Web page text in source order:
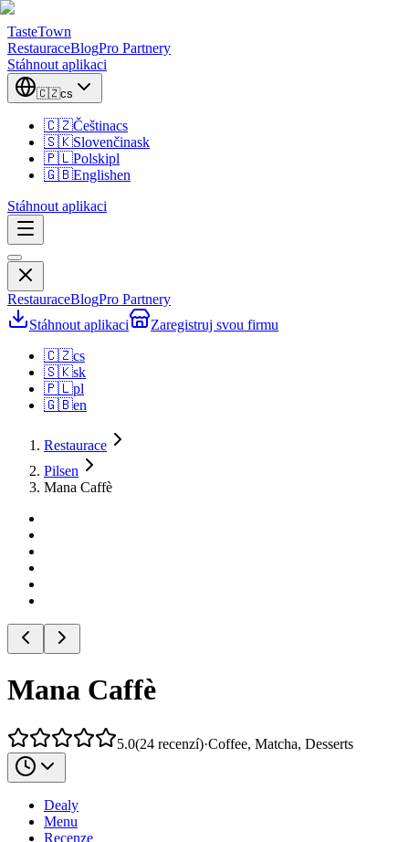
TasteTown
RestauraceBlogPro Partnery
Stáhnout aplikaci
🇨🇿cs
🇨🇿Češtinacs
🇸🇰Slovenčinask
🇵🇱Polskipl
🇬🇧Englishen
Stáhnout aplikaci
RestauraceBlogPro Partnery
Stáhnout aplikaci
Zaregistruj svou firmu
🇨🇿cs
🇸🇰sk
🇵🇱pl
🇬🇧en
Restaurace
Pilsen
Mana Caffè
Mana Caffè
5.0(24 recenzí)·Coffee, Matcha, Desserts
Dealy
Menu
Recenze